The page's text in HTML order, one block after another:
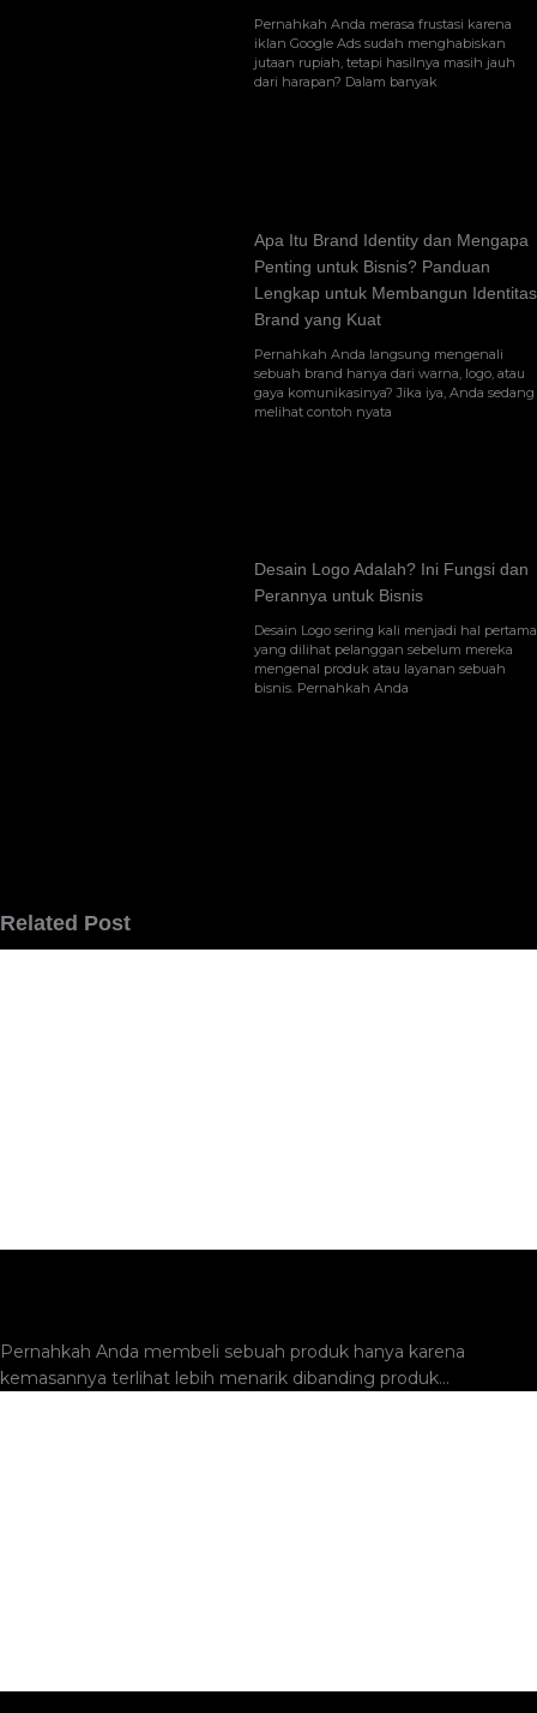
Pernahkah Anda merasa frustasi karena
iklan Google Ads sudah menghabiskan
jutaan rupiah, tetapi hasilnya masih jauh
dari harapan? Dalam banyak
Apa Itu Brand Identity dan Mengapa
Penting untuk Bisnis? Panduan
Lengkap untuk Membangun Identitas
Brand yang Kuat
Pernahkah Anda langsung mengenali
sebuah brand hanya dari warna, logo, atau
gaya komunikasinya? Jika iya, Anda sedang
melihat contoh nyata
Desain Logo Adalah? Ini Fungsi dan
Perannya untuk Bisnis
Desain Logo sering kali menjadi hal pertama
yang dilihat pelanggan sebelum mereka
mengenal produk atau layanan sebuah
bisnis. Pernahkah Anda
Related Post
Pernahkah Anda membeli sebuah produk hanya karena
kemasannya terlihat lebih menarik dibanding produk...